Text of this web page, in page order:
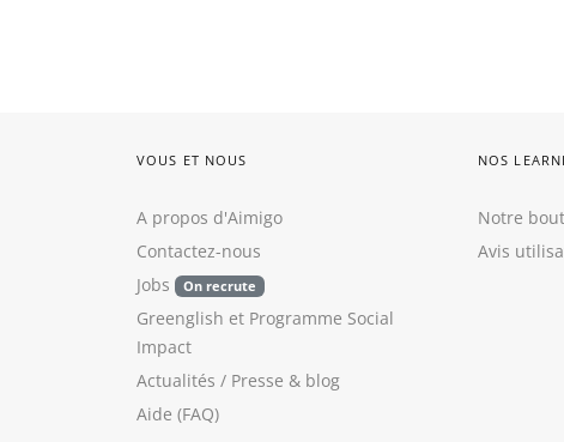
VOUS ET NOUS
A propos d'Aimigo
Contactez-nous
Jobs
On recrute
Greenglish et Programme Social
Impact
Actualités / Presse & blog
Aide (FAQ)
NOS
Notre
Avis